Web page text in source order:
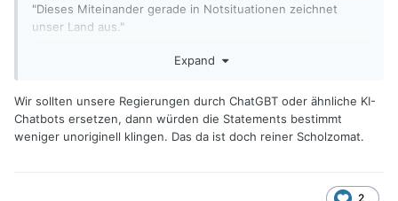
"Dieses Miteinander gerade in Notsituationen zeichnet
unser Land aus."
Auch Kultusministerin Anna Stolz (Freie Wähler) zeigte sich
herzlicher Dank gilt allen Einsatzkräften sowie der
Schulleitung, den Lehrkräften und allen Helferinnen und
Helfern", sagte Stolz dem BR.
Expand
Wir sollten unsere Regierungen durch ChatGBT oder ähnliche KI-
Chatbots ersetzen, dann würden die Statements bestimmt
weniger unoriginell klingen. Das da ist doch reiner Scholzomat.
2